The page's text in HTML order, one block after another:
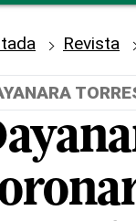
Revista